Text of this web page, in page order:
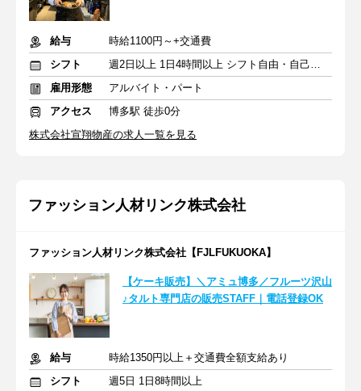
給与
時給1100円～+交通費
シフト
週2日以上 1日4時間以上 シフト自由・自己申告
雇用形態
アルバイト・パート
アクセス
博多駅 徒歩0分
株式会社宣翔物産の求人一覧を見る
ファッション人材リンク株式会社
ファッション人材リンク株式会社【FJLFUKUOKA】
【ケーキ販売】＼アミュ博多／フルーツ沢山
♪タルト専門店の販売STAFF｜電話登録OK
給与
時給1350円以上＋交通費全額支給あり
シフト
週5日 1日8時間以上